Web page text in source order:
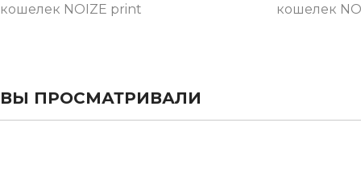
кошелек NOIZE print кошелек
ВЫ ПРОСМАТРИВАЛИ